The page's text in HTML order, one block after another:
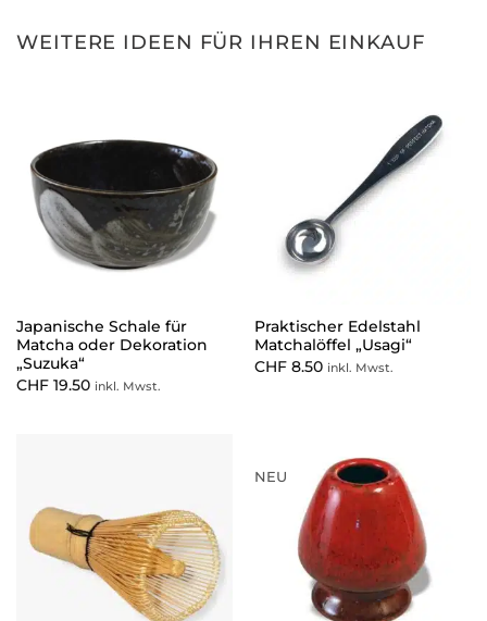
WEITERE IDEEN FÜR IHREN EINKAUF
Japanische Schale für
Matcha oder Dekoration
„Suzuka“
CHF19.50 inkl. Mwst.
Praktischer Edelstahl
Matchalöffel „Usagi“
CHF8.50 inkl. Mwst.
NEU